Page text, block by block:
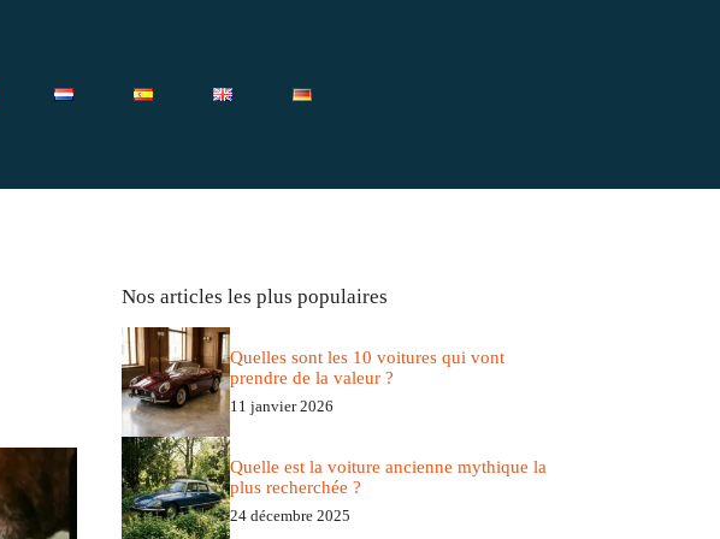
Nos articles les plus populaires
Quelles sont les 10 voitures qui vont
prendre de la valeur ?
11 janvier 2026
Quelle est la voiture ancienne mythique la
plus recherchée ?
24 décembre 2025